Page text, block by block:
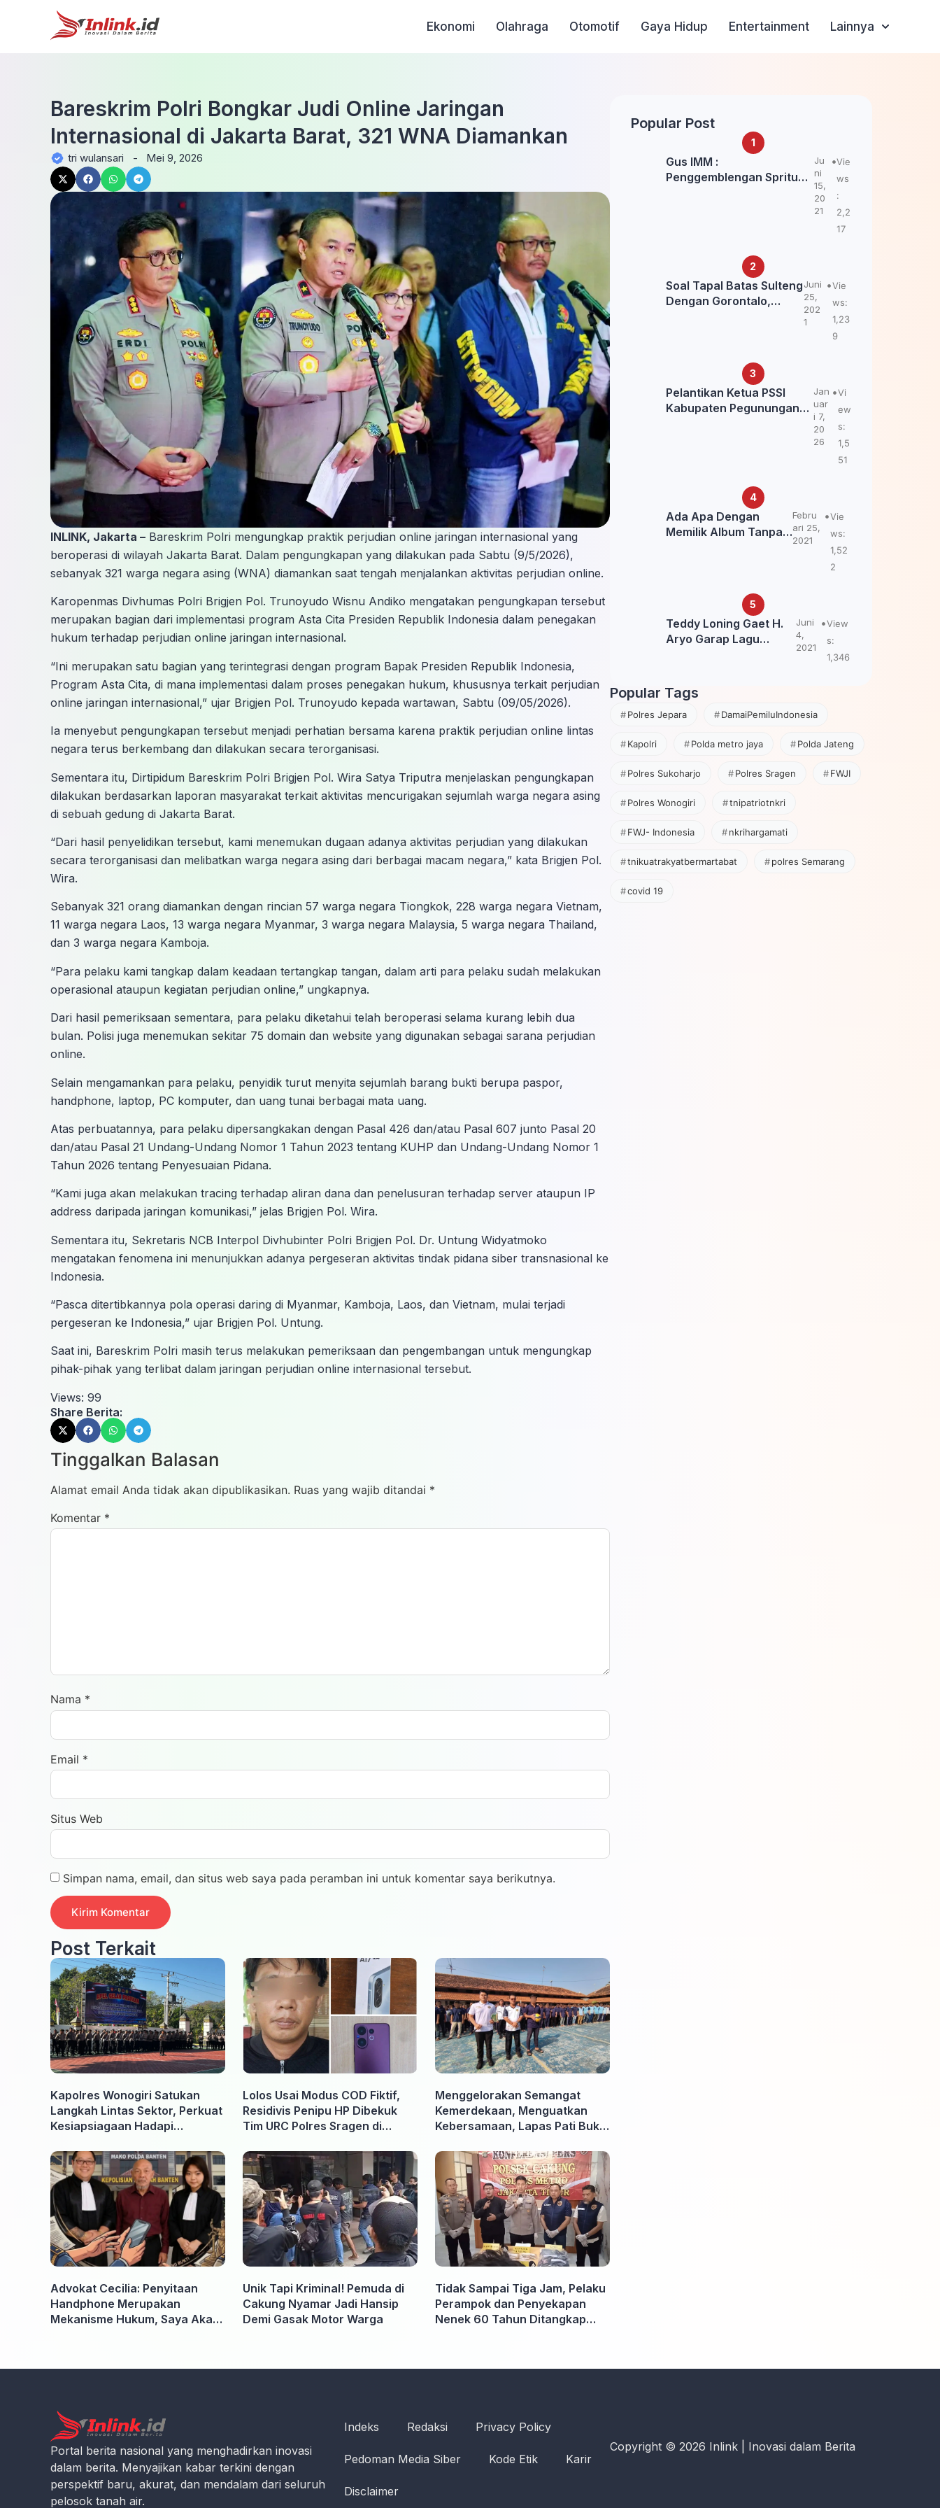
Ekonomi Olahraga Otomotif Gaya Hidup Entertainment Lainnya
Bareskrim Polri Bongkar Judi Online Jaringan
Internasional di Jakarta Barat, 321 WNA Diamankan
tri wulansari - Mei 9, 2026
INLINK, Jakarta – Bareskrim Polri mengungkap praktik perjudian online jaringan internasional yang
beroperasi di wilayah Jakarta Barat. Dalam pengungkapan yang dilakukan pada Sabtu (9/5/2026),
sebanyak 321 warga negara asing (WNA) diamankan saat tengah menjalankan aktivitas perjudian online.
Karopenmas Divhumas Polri Brigjen Pol. Trunoyudo Wisnu Andiko mengatakan pengungkapan tersebut
merupakan bagian dari implementasi program Asta Cita Presiden Republik Indonesia dalam penegakan
hukum terhadap perjudian online jaringan internasional.
“Ini merupakan satu bagian yang terintegrasi dengan program Bapak Presiden Republik Indonesia,
Program Asta Cita, di mana implementasi dalam proses penegakan hukum, khususnya terkait perjudian
online jaringan internasional,” ujar Brigjen Pol. Trunoyudo kepada wartawan, Sabtu (09/05/2026).
Ia menyebut pengungkapan tersebut menjadi perhatian bersama karena praktik perjudian online lintas
negara terus berkembang dan dilakukan secara terorganisasi.
Sementara itu, Dirtipidum Bareskrim Polri Brigjen Pol. Wira Satya Triputra menjelaskan pengungkapan
dilakukan berdasarkan laporan masyarakat terkait aktivitas mencurigakan sejumlah warga negara asing
di sebuah gedung di Jakarta Barat.
“Dari hasil penyelidikan tersebut, kami menemukan dugaan adanya aktivitas perjudian yang dilakukan
secara terorganisasi dan melibatkan warga negara asing dari berbagai macam negara,” kata Brigjen Pol.
Wira.
Sebanyak 321 orang diamankan dengan rincian 57 warga negara Tiongkok, 228 warga negara Vietnam,
11 warga negara Laos, 13 warga negara Myanmar, 3 warga negara Malaysia, 5 warga negara Thailand,
dan 3 warga negara Kamboja.
“Para pelaku kami tangkap dalam keadaan tertangkap tangan, dalam arti para pelaku sudah melakukan
operasional ataupun kegiatan perjudian online,” ungkapnya.
Dari hasil pemeriksaan sementara, para pelaku diketahui telah beroperasi selama kurang lebih dua
bulan. Polisi juga menemukan sekitar 75 domain dan website yang digunakan sebagai sarana perjudian
online.
Selain mengamankan para pelaku, penyidik turut menyita sejumlah barang bukti berupa paspor,
handphone, laptop, PC komputer, dan uang tunai berbagai mata uang.
Atas perbuatannya, para pelaku dipersangkakan dengan Pasal 426 dan/atau Pasal 607 junto Pasal 20
dan/atau Pasal 21 Undang-Undang Nomor 1 Tahun 2023 tentang KUHP dan Undang-Undang Nomor 1
Tahun 2026 tentang Penyesuaian Pidana.
“Kami juga akan melakukan tracing terhadap aliran dana dan penelusuran terhadap server ataupun IP
address daripada jaringan komunikasi,” jelas Brigjen Pol. Wira.
Sementara itu, Sekretaris NCB Interpol Divhubinter Polri Brigjen Pol. Dr. Untung Widyatmoko
mengatakan fenomena ini menunjukkan adanya pergeseran aktivitas tindak pidana siber transnasional ke
Indonesia.
“Pasca ditertibkannya pola operasi daring di Myanmar, Kamboja, Laos, dan Vietnam, mulai terjadi
pergeseran ke Indonesia,” ujar Brigjen Pol. Untung.
Saat ini, Bareskrim Polri masih terus melakukan pemeriksaan dan pengembangan untuk mengungkap
pihak-pihak yang terlibat dalam jaringan perjudian online internasional tersebut.
Views: 99
Share Berita:
Tinggalkan Balasan
Alamat email Anda tidak akan dipublikasikan. Ruas yang wajib ditandai *
Komentar *
Nama *
Email *
Situs Web
Simpan nama, email, dan situs web saya pada peramban ini untuk komentar saya berikutnya.
Post Terkait
Kapolres Wonogiri Satukan
Langkah Lintas Sektor, Perkuat
Kesiapsiagaan Hadapi
Lolos Usai Modus COD Fiktif,
Residivis Penipu HP Dibekuk
Tim URC Polres Sragen di
Menggelorakan Semangat
Kemerdekaan, Menguatkan
Kebersamaan, Lapas Pati Buka
Warga Binaan Antusias Ikuti
Berbagai Perlombaan
Advokat Cecilia: Penyitaan
Handphone Merupakan
Mekanisme Hukum, Saya Akan
Unik Tapi Kriminal! Pemuda di
Cakung Nyamar Jadi Hansip
Demi Gasak Motor Warga
Tidak Sampai Tiga Jam, Pelaku
Perampok dan Penyekapan
Nenek 60 Tahun Ditangkap
Popular Post
Gus IMM :
Penggemblengan Spritual
Ju
ni
15,
20
21
Vie
ws
:
2,2
17
Soal Tapal Batas Sulteng
Dengan Gorontalo,
Juni
25,
202
1
Vie
ws:
1,23
9
Pelantikan Ketua PSSI
Kabupaten Pegunungan
Jan
uar
i 7,
20
26
Vi
ew
s:
1,5
51
Ada Apa Dengan
Memilik Album Tanpa
Febru
ari 25,
2021
Vie
ws:
1,52
2
Teddy Loning Gaet H.
Aryo Garap Lagu
Juni
4,
2021
View
s:
1,346
Popular Tags
Polres Jepara DamaiPemiluIndonesia
Kapolri Polda metro jaya Polda Jateng
Polres Sukoharjo Polres Sragen FWJI
Polres Wonogiri tnipatriotnkri
FWJ- Indonesia nkrihargamati
tnikuatrakyatbermartabat polres Semarang
covid 19
Portal berita nasional yang menghadirkan inovasi
dalam berita. Menyajikan kabar terkini dengan
perspektif baru, akurat, dan mendalam dari seluruh
pelosok tanah air.
Indeks Redaksi Privacy Policy
Pedoman Media Siber Kode Etik Karir
Disclaimer
Copyright © 2026 Inlink | Inovasi dalam Berita